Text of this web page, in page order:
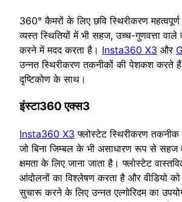
360° कैमरों के लिए छवि स्थिरीकरण
व्यस्त स्थितियों में भी सहज, उच्च-गुणवत्ता वाले
करने में मदद करता है। Insta360 X3 और
उन्नत स्थिरीकरण तकनीकों की पेशकश करते
दृष्टिकोण के साथ।
इंस्टा360 एक्स3
Insta360 X3 फ्लोस्टेट स्थिरीकरण तकनीक
जो बिना जिम्बल के भी असाधारण रूप से सहज
क्षमता के लिए जाना जाता है। फ्लोस्टेट
आंदोलनों का विश्लेषण करता है और वीडियो
सुचारू करने के लिए उन्नत एल्गोरिदम का